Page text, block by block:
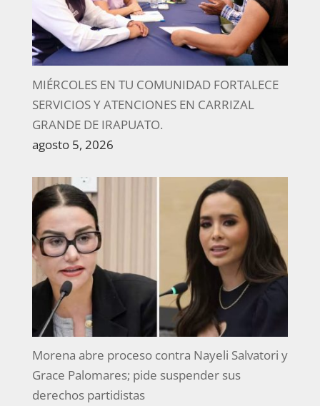
MIÉRCOLES EN TU COMUNIDAD FORTALECE
SERVICIOS Y ATENCIONES EN CARRIZAL
GRANDE DE IRAPUATO.
agosto 5, 2026
Morena abre proceso contra Nayeli Salvatori y
Grace Palomares; pide suspender sus
derechos partidistas